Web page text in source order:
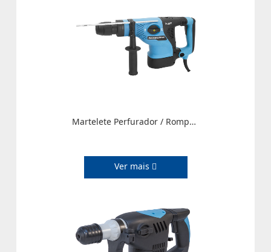
Martelete Perfurador / Rompedor SDS-Max (Perfuração e Rompimento com Impacto) – 1.350W
Ver mais